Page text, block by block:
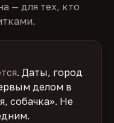
— для тех, кто
. Даты, город
делом в
собачка». Не